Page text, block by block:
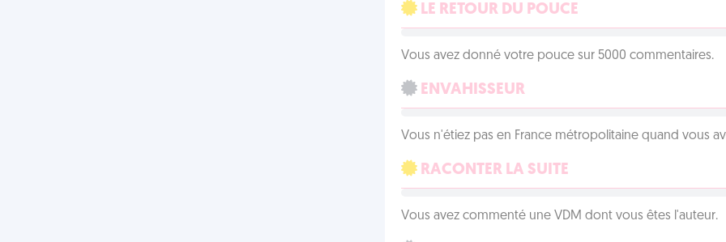
LE RETOUR DU POUCE
Vous avez donné votre pouce sur 5000 commentaires.
ENVAHISSEUR
Vous n'étiez pas en France métropolitaine quand vous
RACONTER LA SUITE
Vous avez commenté une VDM dont vous êtes l'auteur.